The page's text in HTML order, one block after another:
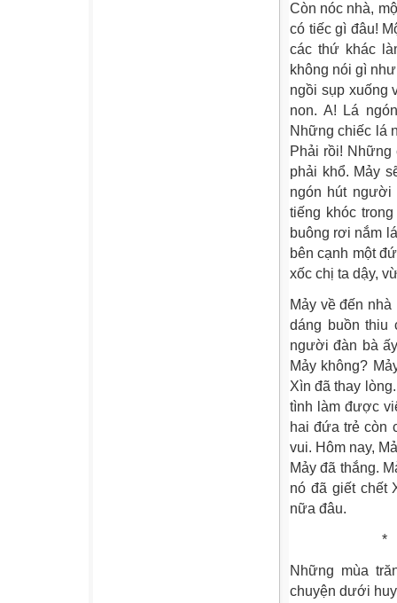
Còn nóc nhà,
có tiếc gì đâu!
các thứ khác
không nói gì
ngồi sụp xuống
non. A! Lá
Những chiếc lá
Phải rồi! Những
phải khổ. Mảy
ngón hút người
tiếng khóc
buông rơi nắm
bên cạnh một
xốc chị ta dậy,
Mảy về đến
dáng buồn thiu
người đàn bà
Mảy không?
Xìn đã thay
tình làm được
hai đứa trẻ còn
vui. Hôm nay,
Mảy đã thắng.
nó đã giết chết
nữa đâu.
*
Những mùa
chuyện dưới